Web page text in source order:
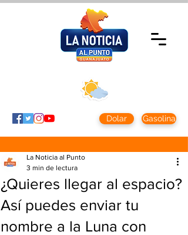
Dolar Gasolina
¿Quieres llegar al espacio?
Así puedes enviar tu
nombre a la Luna con
La Noticia al Punto
3 min de lectura